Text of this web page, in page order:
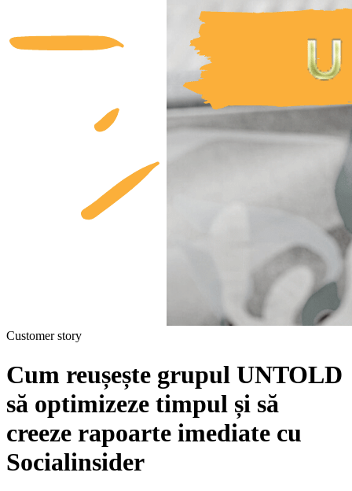
Customer story
Cum reușește grupul UNTOLD
să optimizeze timpul și să
creeze rapoarte imediate cu
Socialinsider